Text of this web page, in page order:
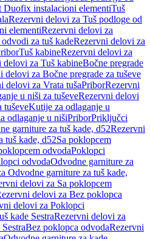
Duofix instalacioni elementiTuš
Rezervni delovi za Tuš podloge od
elementiRezervni delovi za
za tuš kadeRezervni delovi za
Tuš kabineRezervni delovi za
delovi za Tuš kabineBočne pregrade
delovi za Bočne pregrade za tuševe
delovi za Vrata tušaPriborRezervni
u niši za tuševeRezervni delovi
tuševeKutije za odlaganje u
odlaganje u nišiPriborPriključci
garniture za tuš kade, d52Rezervni
tuš kade, d52Sa poklopcem
odvodaPoklopci
odvodaOdvodne garniture za
Odvodne garniture za tuš kade,
delovi za Sa poklopcem
delovi za Bez poklopca
delovi za Poklopci
kade SestraRezervni delovi za
Bez poklopca odvodaRezervni